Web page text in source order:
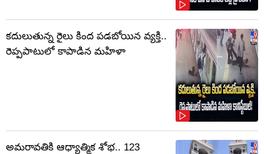
కదులుతున్న రైలు కింద పడబోయిన వ్యక్తి..
రెప్పపాటులో కాపాడిన మహిళా
అమరావతికి ఆధ్యాత్మిక శోభ.. 123